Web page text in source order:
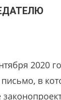
2020
в